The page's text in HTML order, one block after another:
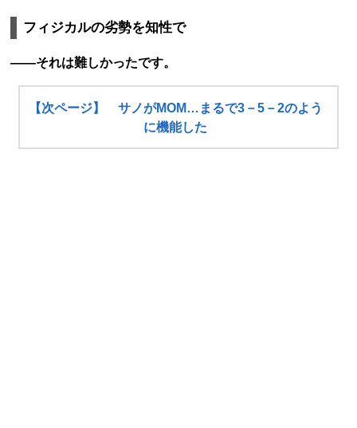
フィジカルの劣勢を知性で
――それは難しかったです。
【次ページ】 サノがMOM…まるで3－5－2のよう
に機能した